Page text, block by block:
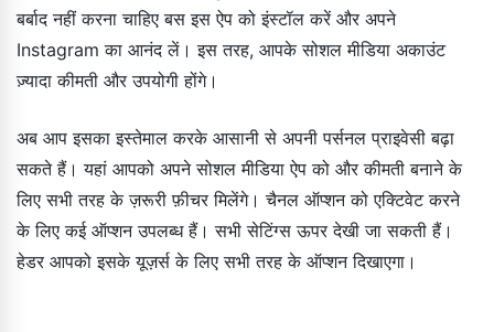
बर्बाद नहीं करना चाहिए बस इस ऐप को इंस्टॉल करें और अपने
Instagram का आनंद लें। इस तरह, आपके सोशल मीडिया अकाउंट
ज़्यादा कीमती और उपयोगी होंगे।
अब आप इसका इस्तेमाल करके आसानी से अपनी पर्सनल प्राइवेसी बढ़ा
सकते हैं। यहां आपको अपने सोशल मीडिया ऐप को और कीमती बनाने के
लिए सभी तरह के ज़रूरी फ़ीचर मिलेंगे। चैनल ऑप्शन को एक्टिवेट करने
के लिए कई ऑप्शन उपलब्ध हैं। सभी सेटिंग्स ऊपर देखी जा सकती हैं।
हेडर आपको इसके यूज़र्स के लिए सभी तरह के ऑप्शन दिखाएगा।